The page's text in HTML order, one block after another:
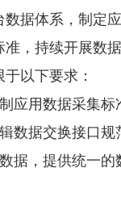
据体系，制定
，持续开展数
以下要求：
应用数据采集标
数据交换接口规
据，提供统一的